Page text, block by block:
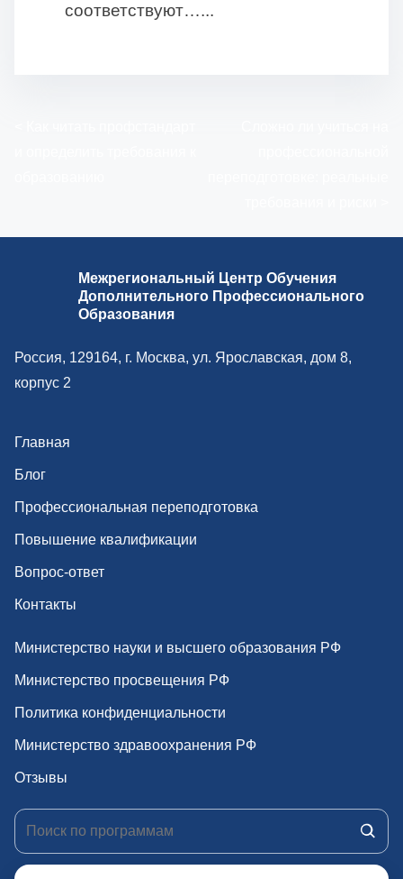
соответствуют…...
и
ц
и
п
з
а
п
и
с
я
м
Межрегиональный Центр Обучения
Дополнительного Профессионального
Образования
Россия, 129164, г. Москва, ул. Ярославская, дом 8,
корпус 2
Главная
Блог
Профессиональная переподготовка
Повышение квалификации
Вопрос-ответ
Контакты
Министерство науки и высшего образования РФ
Министерство просвещения РФ
Политика конфиденциальности
Министерство здравоохранения РФ
Отзывы